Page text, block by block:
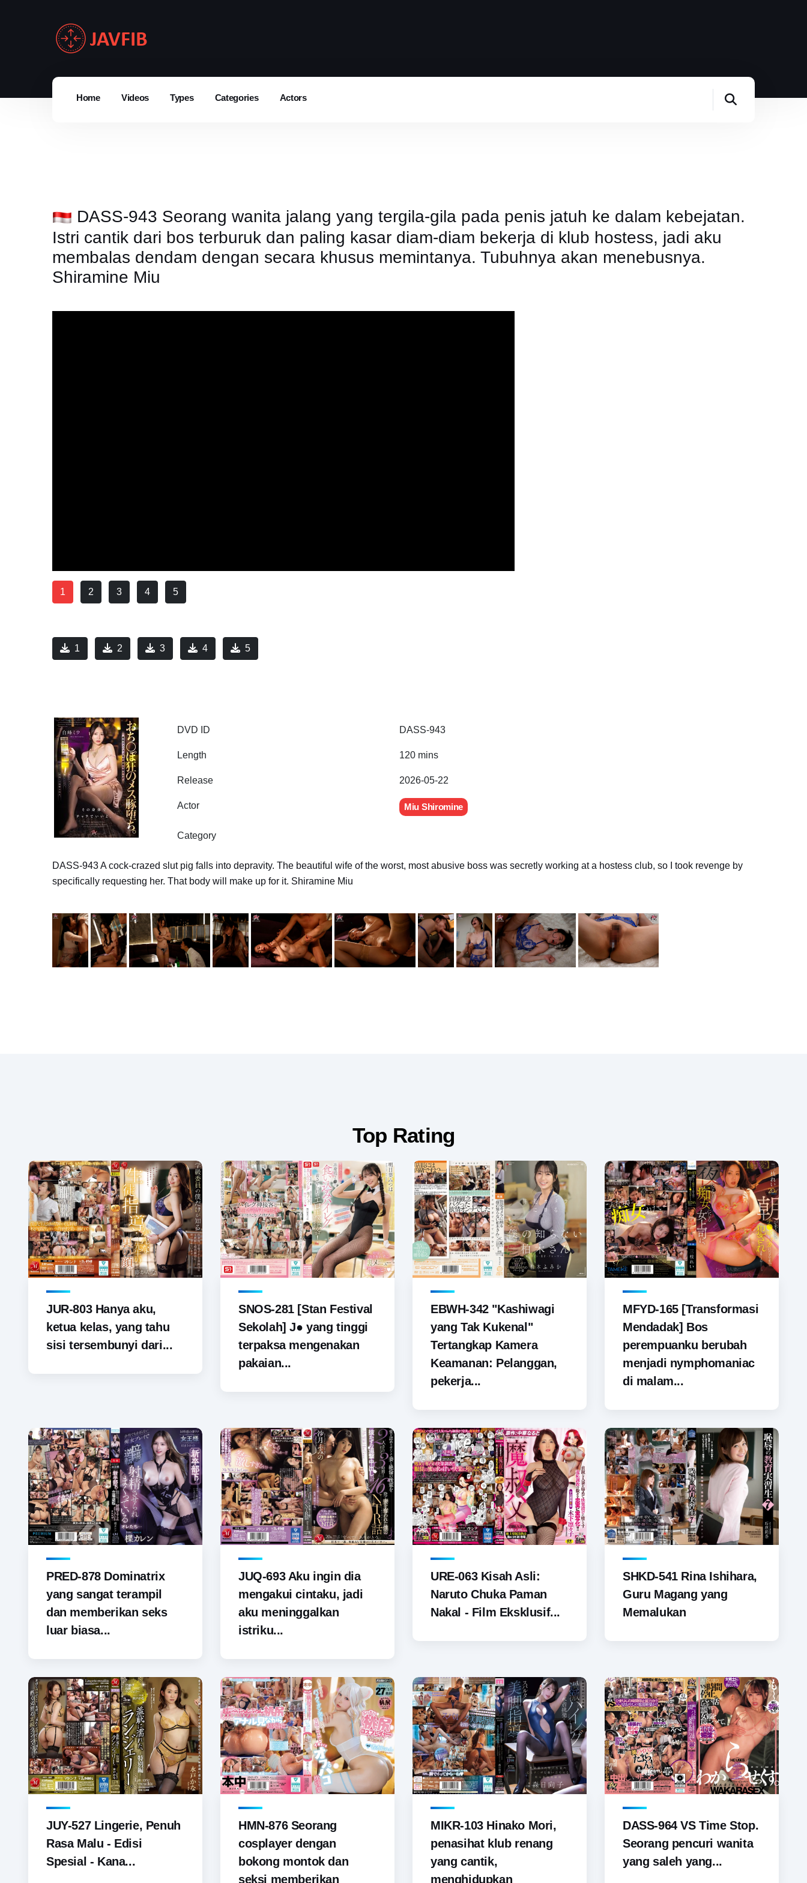
Home Videos Types Categories Actors
DASS-943 Seorang wanita jalang yang tergila-gila pada penis jatuh ke dalam kebejatan.
Istri cantik dari bos terburuk dan paling kasar diam-diam bekerja di klub hostess, jadi aku
membalas dendam dengan secara khusus memintanya. Tubuhnya akan menebusnya.
Shiramine Miu
1 2 3 4 5
1 2 3 4 5
DVD ID DASS-943
Length 120 mins
Release 2026-05-22
Actor Miu Shiromine
Category
DASS-943 A cock-crazed slut pig falls into depravity. The beautiful wife of the worst, most abusive boss was secretly working at a hostess club, so I took revenge by
specifically requesting her. That body will make up for it. Shiramine Miu
Top Rating
JUR-803 Hanya aku,
ketua kelas, yang tahu
sisi tersembunyi dari...
SNOS-281 [Stan Festival
Sekolah] J● yang tinggi
terpaksa mengenakan
pakaian...
EBWH-342 "Kashiwagi
yang Tak Kukenal"
Tertangkap Kamera
Keamanan: Pelanggan,
pekerja...
MFYD-165 [Transformasi
Mendadak] Bos
perempuanku berubah
menjadi nymphomaniac
di malam...
PRED-878 Dominatrix
yang sangat terampil
dan memberikan seks
luar biasa...
JUQ-693 Aku ingin dia
mengakui cintaku, jadi
aku meninggalkan
istriku...
URE-063 Kisah Asli:
Naruto Chuka Paman
Nakal - Film Eksklusif...
SHKD-541 Rina Ishihara,
Guru Magang yang
Memalukan
JUY-527 Lingerie, Penuh
Rasa Malu - Edisi
Spesial - Kana...
HMN-876 Seorang
cosplayer dengan
bokong montok dan
seksi memberikan
MIKR-103 Hinako Mori,
penasihat klub renang
yang cantik,
menghidupkan
DASS-964 VS Time Stop.
Seorang pencuri wanita
yang saleh yang...